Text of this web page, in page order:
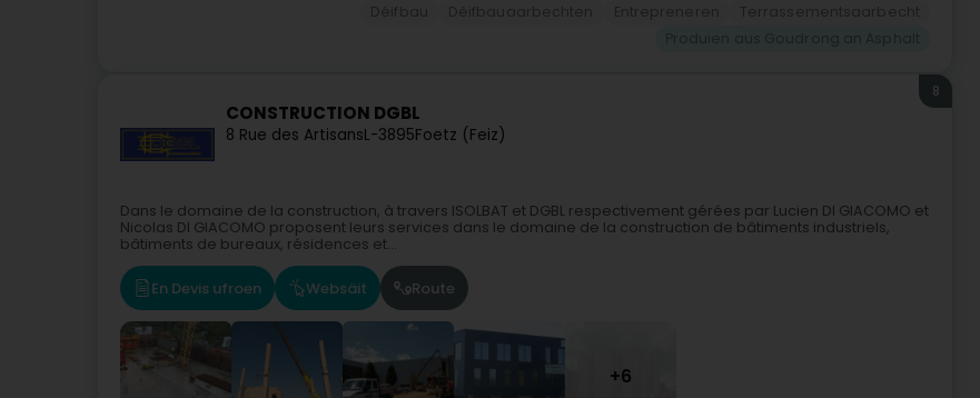
CONSTRUCTION DGBL
8 Rue des ArtisansL-3895Foetz (Feiz)
8
Dans le domaine de la construction, à travers ISOLBAT et DGBL respectivement gérées par Lucien DI GIACOMO et
Nicolas DI GIACOMO proposent leurs services dans le domaine de la construction de bâtiments industriels,
bâtiments de bureaux, résidences et...
En Devis ufroen Websäit Route
+6